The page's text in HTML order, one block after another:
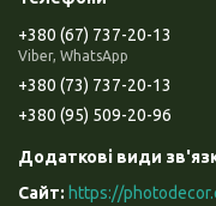
+380 (67) 737-20-13
Viber, WhatsApp
+380 (73) 737-20-13
+380 (95) 509-20-96
https://